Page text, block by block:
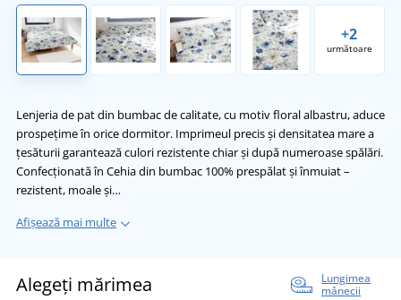
+2
următoare
Lenjeria de pat din bumbac de calitate, cu motiv floral albastru, aduce
prospețime în orice dormitor. Imprimeul precis și densitatea mare a
țesăturii garantează culori rezistente chiar și după numeroase spălări.
Confecționată în Cehia din bumbac 100% prespălat și înmuiat –
rezistent, moale și…
Afișează mai multe
Alegeți mărimea
Lungimea
mânecii